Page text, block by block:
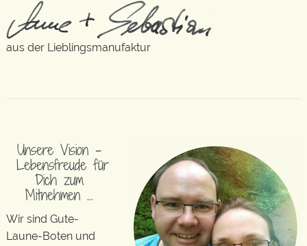
aus der Lieblingsmanufaktur
Unsere Vision –
Lebensfreude für
Dich zum
Mitnehmen …
Wir sind Gute-
Laune-Boten und